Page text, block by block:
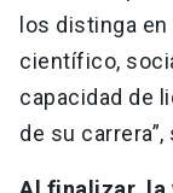
los distinga
científico,
capacidad de
de su